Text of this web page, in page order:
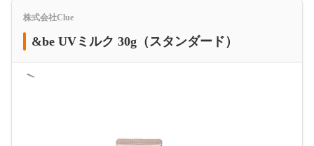
株式会社Clue
&be UVミルク 30g（スタンダード）
＜